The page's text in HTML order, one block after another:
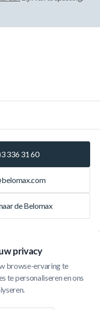
privacy
browse-ervaring te
te personaliseren en ons
336 31 60
de Belomax